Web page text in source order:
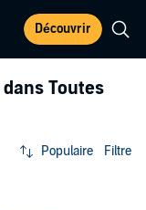
Découvrir
dans Toutes
Populaire Filtre